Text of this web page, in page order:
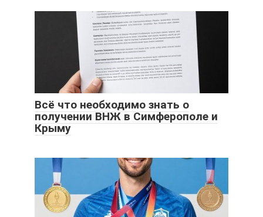
Всё что необходимо знать о
получении ВНЖ в Симферополе и
Крыму